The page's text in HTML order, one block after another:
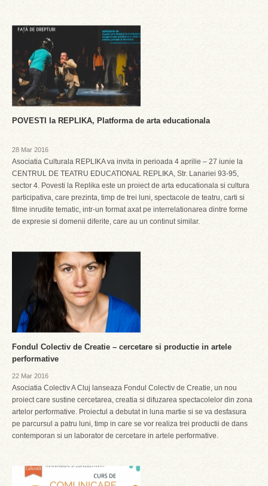
POVESTI la REPLIKA, Platforma de arta educationala
28 Mar 2016
Asociatia Culturala REPLIKA va invita in perioada 4 aprilie – 27 iunie la
CENTRUL DE TEATRU EDUCATIONAL REPLIKA, Str. Lanariei 93-95,
sector 4. Povesti la Replika este un proiect de arta educationala si cultura
participativa, care prezinta, timp de trei luni, spectacole de teatru, carti si
filme inrudite tematic, intr-un format axat pe interrelationarea dintre forme
de expresie si domenii diferite, care au un continut similar.
Fondul Colectiv de Creatie – cercetare si productie in artele
performative
22 Mar 2016
Asociatia Colectiv A Cluj lanseaza Fondul Colectiv de Creatie, un nou
proiect care sustine cercetarea, creatia si difuzarea spectacolelor din zona
artelor performative. Proiectul a debutat in luna martie si se va desfasura
pe parcursul a patru luni, timp in care se vor realiza trei productii de dans
contemporan si un laborator de cercetare in artele performative.